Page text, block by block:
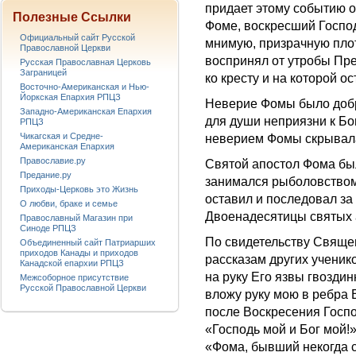
придает этому событию
Фоме, воскресший
мнимую, призрачную
воспринял от утробы
ко кресту и на которой
Неверие Фомы было
для души неприязни к
неверием Фомы
Святой апостол Фома
занимался
оставил и последовал
Двоенадесятицы святых
По свидетельству
рассказам других
на руку Его язвы
вложу руку мою в ребра
после Воскресения
«Господь мой и Бог
«Фома, бывший некогда
Полезные Ссылки
Официальный сайт Русской
Православной Церкви
Русская Православная Церковь
Заграницей
Восточно-Американская и Нью-
Йоркская Епархия РПЦЗ
Западно-Американская Епархия
РПЦЗ
Чикагская и Средне-
Американская Епархия
Православие.ру
Предание.ру
Приходы-Церковь это Жизнь
О любви, браке и семье
Православный Магазин при
Синоде РПЦЗ
Объединенный сайт Патриарших
приходов Канады и приходов
Канадской епархии РПЦЗ
Межсоборное присутствие
Русской Православной Церкви